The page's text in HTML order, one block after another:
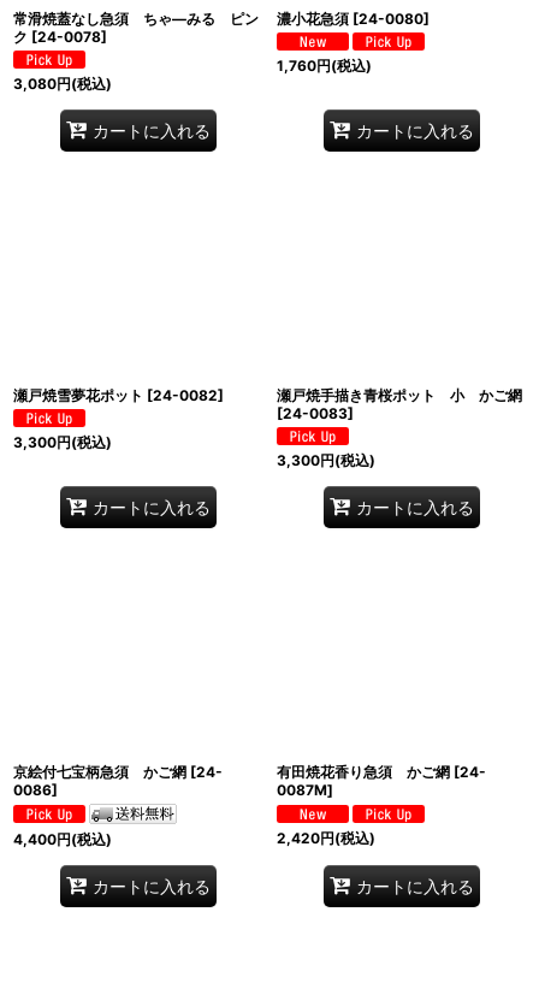
常滑焼蓋なし急須 ちゃ―みる ピン
ク [24-0078]
3,080円(税込)
カートに入れる
濃小花急須 [24-0080]
1,760円(税込)
カートに入れる
瀬戸焼雪夢花ポット [24-0082]
3,300円(税込)
カートに入れる
瀬戸焼手描き青桜ポット 小 かご網
[24-0083]
3,300円(税込)
カートに入れる
京絵付七宝柄急須 かご網 [24-
0086]
4,400円(税込)
カートに入れる
有田焼花香り急須 かご網 [24-
0087M]
2,420円(税込)
カートに入れる